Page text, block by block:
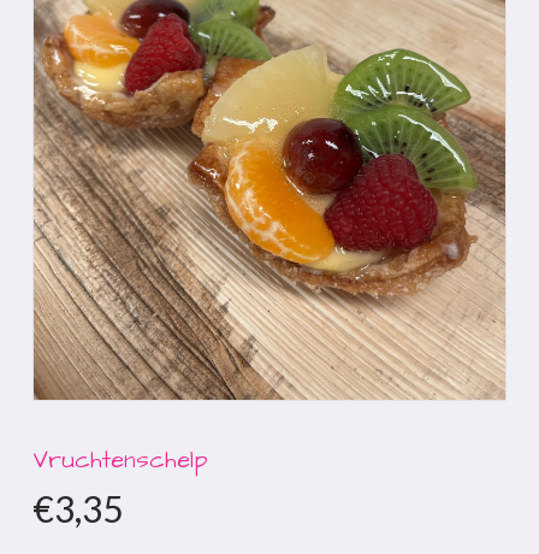
Vruchtenschelp
€3,35